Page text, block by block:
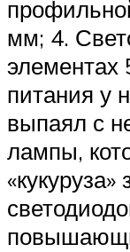
мм; 4.
элементах
питания у
выпаял с
лампы,